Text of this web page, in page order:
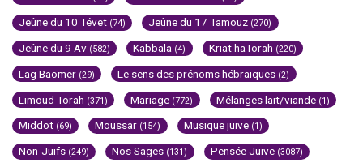
Jeûne du 10 Tévet (74) Jeûne du 17 Tamouz (270)
Jeûne du 9 Av (582) Kabbala (4) Kriat haTorah (220)
Lag Baomer (29) Le sens des prénoms hébraïques (2)
Limoud Torah (371) Mariage (772) Mélanges lait/viande (1)
Middot (69) Moussar (154) Musique juive (1)
Non-Juifs (249) Nos Sages (131) Pensée Juive (3087)